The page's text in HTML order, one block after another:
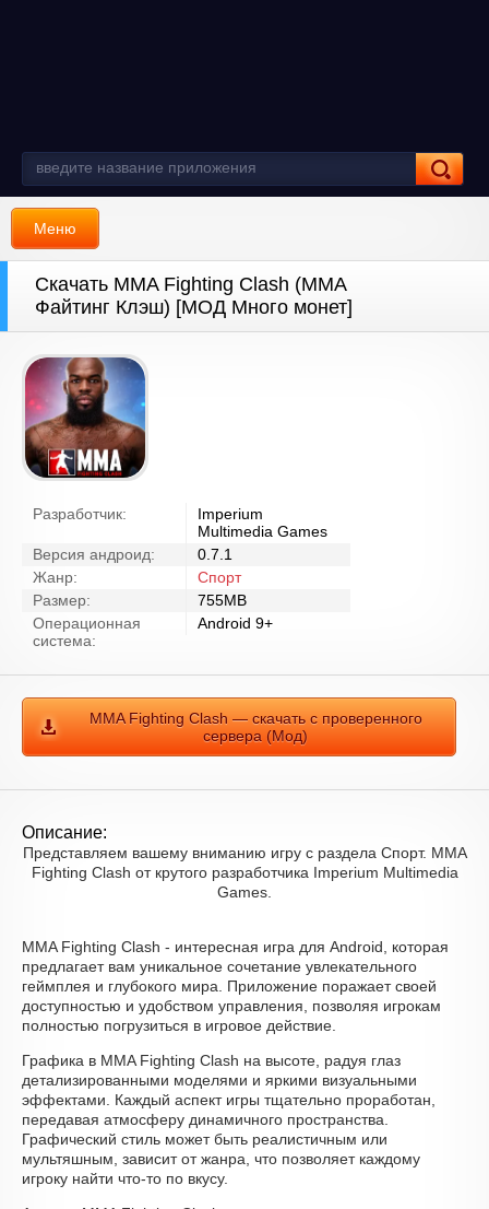
Меню
Скачать MMA Fighting Clash (ММА
Файтинг Клэш) [МОД Много монет]
Разработчик:
Imperium
Multimedia Games
Версия андроид:
0.7.1
Жанр:
Спорт
Размер:
755MB
Операционная
система:
Android 9+
MMA Fighting Clash — скачать с проверенного
сервера (Мод)
Описание:
Представляем вашему вниманию игру с раздела Спорт. MMA
Fighting Clash от крутого разработчика Imperium Multimedia
Games.
MMA Fighting Clash - интересная игра для Android, которая
предлагает вам уникальное сочетание увлекательного
геймплея и глубокого мира. Приложение поражает своей
доступностью и удобством управления, позволяя игрокам
полностью погрузиться в игровое действие.
Графика в MMA Fighting Clash на высоте, радуя глаз
детализированными моделями и яркими визуальными
эффектами. Каждый аспект игры тщательно проработан,
передавая атмосферу динамичного пространства.
Графический стиль может быть реалистичным или
мультяшным, зависит от жанра, что позволяет каждому
игроку найти что-то по вкусу.